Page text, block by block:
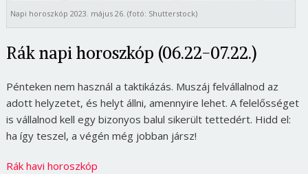
Napi horoszkóp 2023. május 26. (fotó: Shutterstock)
Rák napi horoszkóp (06.22-07.22.)
Pénteken nem használ a taktikázás. Muszáj felvállalnod az
adott helyzetet, és helyt állni, amennyire lehet. A felelősséget
is vállalnod kell egy bizonyos balul sikerült tettedért. Hidd el:
ha így teszel, a végén még jobban jársz!
Rák havi horoszkóp